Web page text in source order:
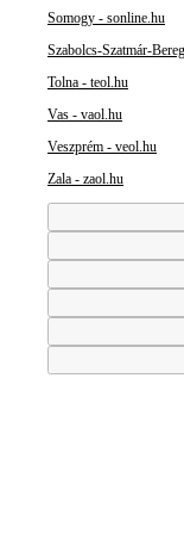
Somogy - sonline.hu
Szabolcs-Szatmár-
Tolna - teol.hu
Vas - vaol.hu
Veszprém - veol.hu
Zala - zaol.hu